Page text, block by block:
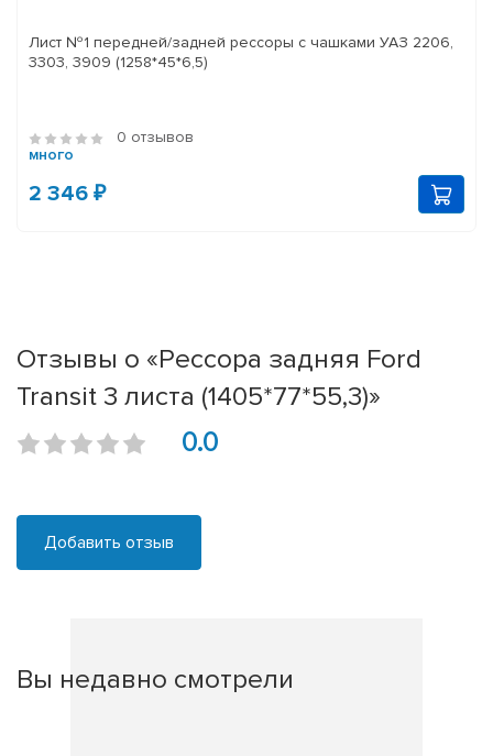
Лист №1 передней/задней рессоры с чашками УАЗ 2206,
3303, 3909 (1258*45*6,5)
0 отзывов
много
2 346 ₽
Отзывы о «Рессора задняя Ford
Transit 3 листа (1405*77*55,3)»
0.0
Добавить отзыв
Вы недавно смотрели